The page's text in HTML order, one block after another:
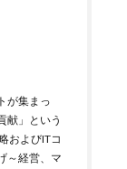
が集まっ
献」という
およびITコ
～経営、マ